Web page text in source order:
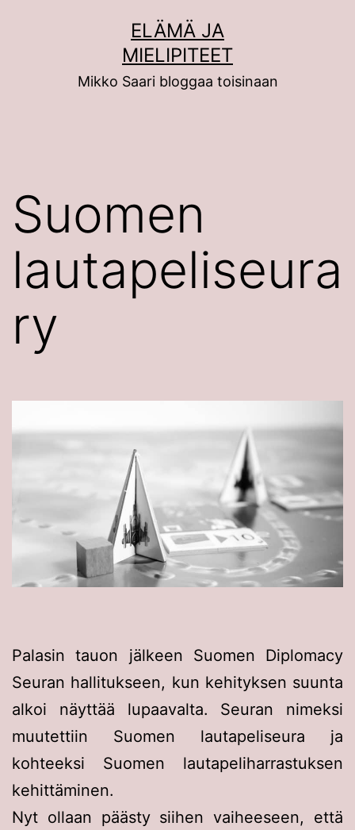
ELÄMÄ JA
MIELIPITEET
Mikko Saari bloggaa toisinaan
Suomen
lautapeliseura
ry
Palasin tauon jälkeen Suomen Diplomacy
Seuran hallitukseen, kun kehityksen suunta
alkoi näyttää lupaavalta. Seuran nimeksi
muutettiin Suomen lautapeliseura ja
kohteeksi Suomen lautapeliharrastuksen
kehittäminen.
Nyt ollaan päästy siihen vaiheeseen, että